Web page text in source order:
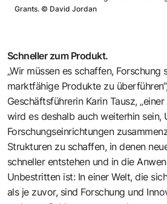
Grants. © David Jordan
Schneller zum Produkt.
„Wir müssen es schaffen, Forschung
marktfähige Produkte zu
Geschäftsführerin Karin Tausz,
wird es deshalb auch weiterhin sein,
Forschungseinrichtungen
Strukturen zu schaffen, in denen
schneller entstehen und in die
Unbestritten ist: In einer Welt, die
als je zuvor, sind Forschung und